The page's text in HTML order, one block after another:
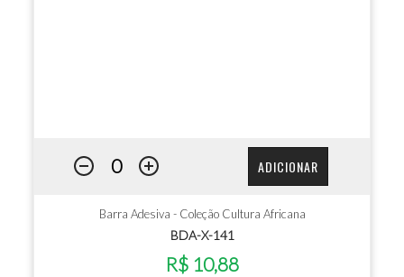
ADICIONAR
Barra Adesiva - Coleção Cultura Africana
BDA-X-141
R$ 10,88